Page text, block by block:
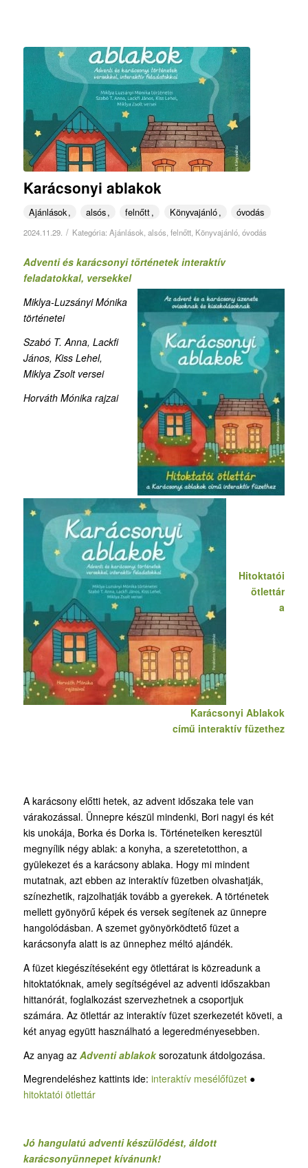
Karácsonyi ablakok
Ajánlások alsós felnőtt Könyvajánló óvodás
2024.11.29. / Kategória: Ajánlások alsós felnőtt, Könyvajánló, óvodás
Adventi és karácsonyi történetek interaktív
feladatokkal, versekkel
Miklya-Luzsányi Mónika
történetei
Szabó T. Anna, Lackfi
János, Kiss Lehel,
Miklya Zsolt versei
Horváth Mónika rajzai
Hitoktatói
ötlettár
a
Karácsonyi Ablakok
című interaktív füzethez
A karácsony előtti hetek, az advent időszaka tele van
várakozással. Ünnepre készül mindenki, Bori nagyi és két
kis unokája, Borka és Dorka is. Történeteiken keresztül
megnyílik négy ablak: a konyha, a szeretetotthon, a
gyülekezet és a karácsony ablaka. Hogy mi mindent
mutatnak, azt ebben az interaktív füzetben olvashatják,
színezhetik, rajzolhatják tovább a gyerekek. A történetek
mellett gyönyörű képek és versek segítenek az ünnepre
hangolódásban. A szemet gyönyörködtető füzet a
karácsonyfa alatt is az ünnephez méltó ajándék.
A füzet kiegészítéseként egy ötlettárat is közreadunk a
hitoktatóknak, amely segítségével az adventi időszakban
hittanórát, foglalkozást szervezhetnek a csoportjuk
számára. Az ötlettár az interaktív füzet szerkezetét követi, a
két anyag együtt használható a legeredményesebben.
Az anyag az Adventi ablakoksorozatunk átdolgozása.
Megrendeléshez kattints ide: interaktív mesélőfüzet ●
hitoktatói ötlettár
Jó hangulatú adventi készülődést, áldott
karácsonyünnepet kívánunk!